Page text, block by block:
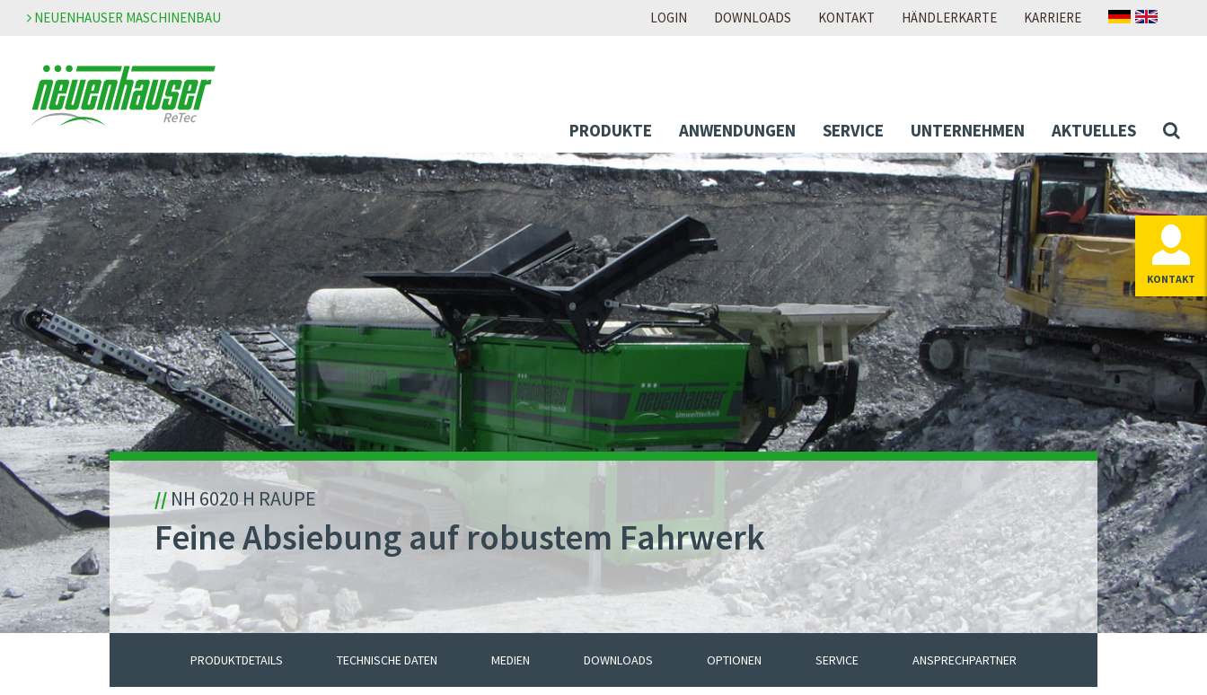
NEUENHAUSER MASCHINENBAU LOGIN DOWNLOADS KONTAKT HÄNDLERKARTE KARRIERE
PRODUKTE ANWENDUNGEN SERVICE UNTERNEHMEN AKTUELLES
KONTAKT
// NH 6020 H RAUPE
Feine Absiebung auf robustem Fahrwerk
PRODUKTDETAILS TECHNISCHE DATEN MEDIEN DOWNLOADS OPTIONEN SERVICE ANSPRECHPARTNER